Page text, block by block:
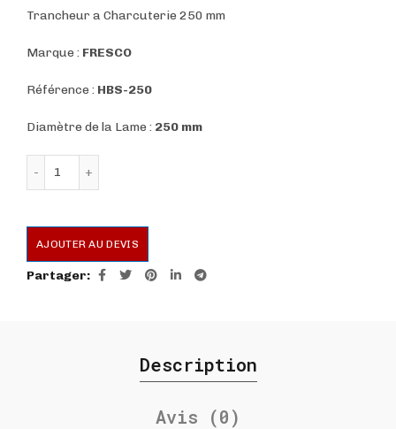
Trancheur a Charcuterie 250 mm
Marque : FRESCO
Référence : HBS-250
Diamètre de la Lame : 250 mm
AJOUTER AU DEVIS
Partager
Description
Avis (0)